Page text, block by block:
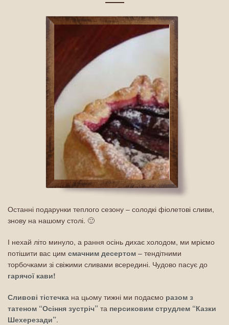
Останні подарунки теплого сезону – солодкі фіолетові сливи,
знову на нашому столі. 🙂
І нехай літо минуло, а рання осінь дихає холодом, ми мріємо
потішити вас цим смачним десертом – тендітними
торбочками зі свіжими сливами всередині. Чудово пасує до
гарячої кави!
Сливові тістечка на цьому тижні ми подаємо разом з
татеном “Осіння зустріч” та персиковим струдлем “Казки
Шехерезади”.